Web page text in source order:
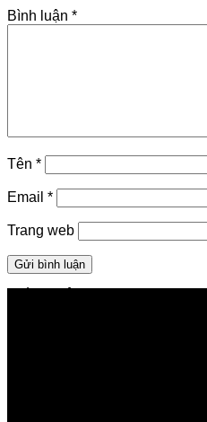
Bình luận *
Tên *
Email *
Trang web